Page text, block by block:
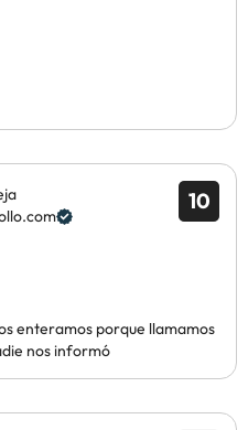
10
enteramos porque llamamos
nos informó